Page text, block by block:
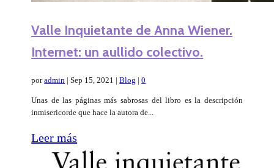
Valle Inquietante de Anna Wiener.
Internet: un aullido colectivo.
poradmin |Sep 15, 2021 |Blog |0
Unas de las páginas más sabrosas del libro es la descripción
inmisericorde que hace la autora de...
Leer más